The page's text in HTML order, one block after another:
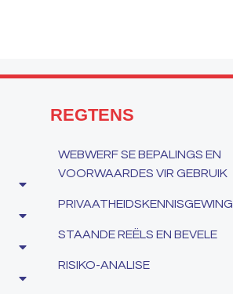
REGTENS
WEBWERF SE BEPALINGS EN
VOORWAARDES VIR GEBRUIK
PRIVAATHEIDSKENNISGEWING
STAANDE REËLS EN BEVELE
RISIKO-ANALISE